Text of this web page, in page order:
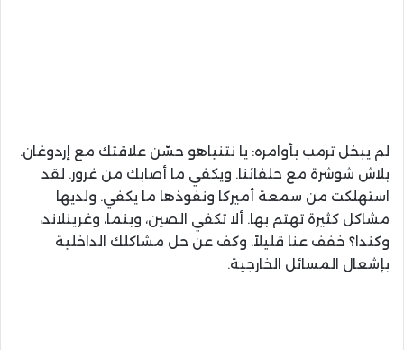
لم يبخل ترمب بأوامره: يا نتنياهو حسّن علاقتك مع إردوغان.
بلاش شوشرة مع حلفائنا. ويكفي ما أصابك من غرور. لقد
استهلكت من سمعة أميركا ونفوذها ما يكفي. ولديها
مشاكل كثيرة تهتم بها. ألا تكفي الصين، وبنما، وغرينلاند،
وكندا؟ خفف عنا قليلاً. وكف عن حل مشاكلك الداخلية
بإشعال المسائل الخارجية.